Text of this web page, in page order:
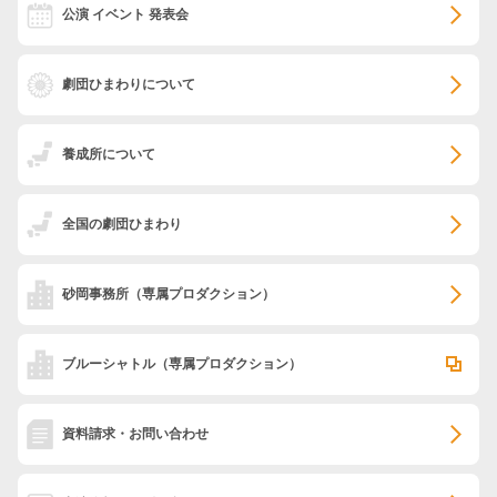
公演 イベント 発表会
劇団ひまわりについて
養成所について
全国の劇団ひまわり
砂岡事務所 （専属プロダクション）
ブルーシャトル（専属プロダクション）
資料請求・お問い合わせ